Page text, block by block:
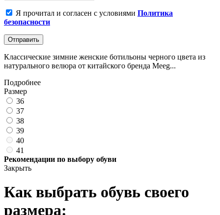
Я прочитал и согласен с условиями Политика
безопасности
Отправить
Классические зимние женские ботильоны черного цвета из
натурального велюра от китайского бренда Meeg...
Подробнее
Размер
36
37
38
39
40
41
Рекомендации по выбору обуви
Закрыть
Как выбрать обувь своего
размера: